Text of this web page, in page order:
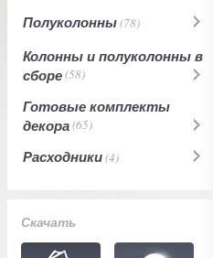
Полуколонны(78)
Колонны и полуколонны в
сборе(58)
Готовые комплекты
декора(65)
Расходники(4)
Скачать